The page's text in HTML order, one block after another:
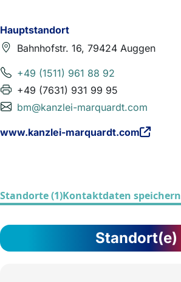
Hauptstandort
Bahnhofstr. 16, 79424 Auggen
+49 (1511) 961 88 92
+49 (7631) 931 99 95
bm@kanzlei-marquardt.com
www.kanzlei-marquardt.com
Standorte (1)Kontaktdaten speichern
Standort(e)